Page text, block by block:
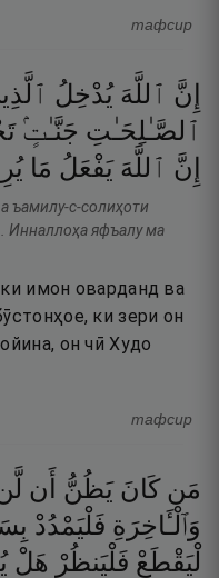
тафсир
إِنَّ ٱللَّهَ يُدْخِلُ
ٱلصَّـٰلِحَـٰتِ جَنَّـٰتٍۢ
إِنَّ ٱللَّهَ يَفْعَلُ مَا
ъамилу-с-солиҳоти
Инналлоҳа яфъалу ма
имон оварданд ва
ки зери он
он чӣ Худо
тафсир
مَن كَانَ يَظُنُّ أَن
وَٱلْـَٔاخِرَةِ فَلْيَمْدُدْ
لْيَقْطَعْ فَلْيَنظُرْ هَلْ